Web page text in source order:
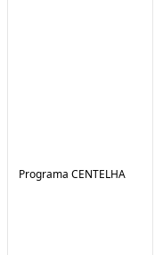
Programa CENTELHA